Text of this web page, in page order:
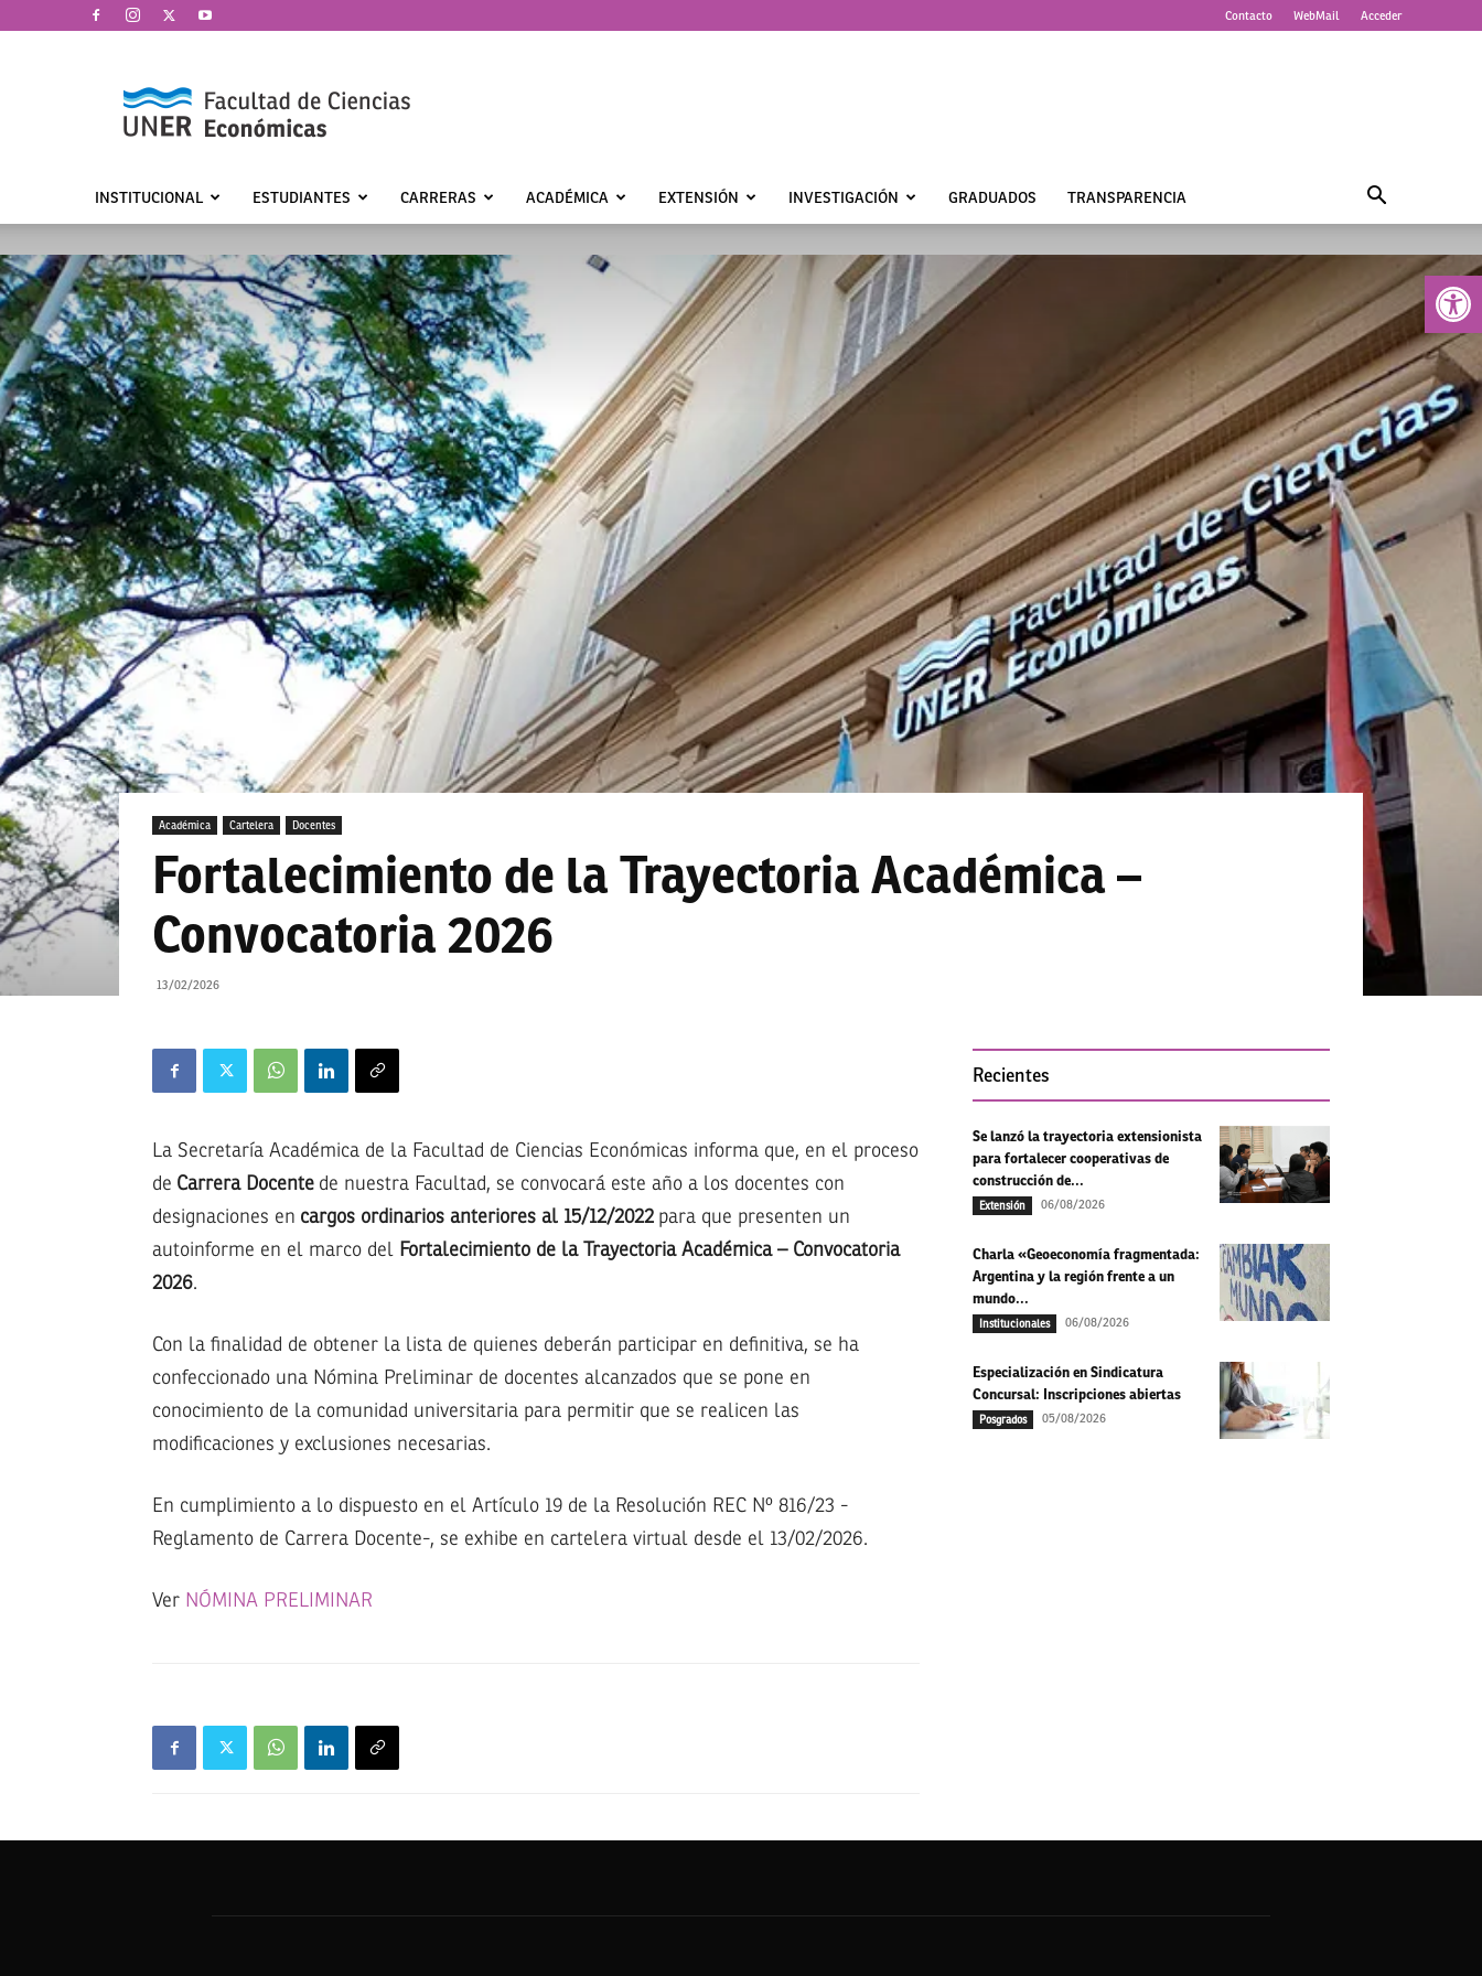
Abrir
Contacto WebMail Acceder
de
Ciencias
Económicas
INSTITUCIONAL ESTUDIANTES CARRERAS ACADÉMICA EXTENSIÓN INVESTIGACIÓN GRADUADOS TRANSPARENCIA
Académica Cartelera Docentes
Fortalecimiento de la Trayectoria Académica –
Convocatoria 2026
13/02/2026
La Secretaría Académica de la Facultad de Ciencias Económicas informa que, en el proceso
de Carrera Docente de nuestra Facultad, se convocará este año a los docentes con
designaciones en cargos ordinarios anteriores al 15/12/2022 para que presenten un
autoinforme en el marco del Fortalecimiento de la Trayectoria Académica – Convocatoria
2026.
Con la finalidad de obtener la lista de quienes deberán participar en definitiva, se ha
confeccionado una Nómina Preliminar de docentes alcanzados que se pone en
conocimiento de la comunidad universitaria para permitir que se realicen las
modificaciones y exclusiones necesarias.
En cumplimiento a lo dispuesto en el Artículo 19 de la Resolución REC Nº 816/23 -
Reglamento de Carrera Docente-, se exhibe en cartelera virtual desde el 13/02/2026.
Ver NÓMINA PRELIMINAR
Recientes
Se lanzó la trayectoria extensionista
para fortalecer cooperativas de
construcción de...
Extensión 06/08/2026
Charla «Geoeconomía fragmentada:
Argentina y la región frente a un
mundo...
Institucionales 06/08/2026
Especialización en Sindicatura
Concursal: Inscripciones abiertas
Posgrados 05/08/2026